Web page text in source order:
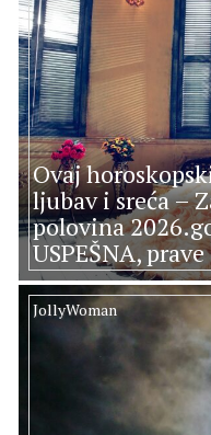
Ovaj
ljubav i sreća –
polovina
USPEŠNA,
JollyWoman